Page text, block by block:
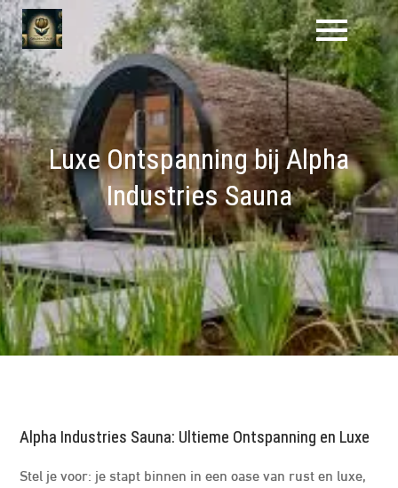
Naar
de
inhoud
gaan
Luxe Ontspanning bij Alpha
Industries Sauna
Alpha Industries Sauna: Ultieme Ontspanning en Luxe
Stel je voor: je stapt binnen in een oase van rust en luxe,